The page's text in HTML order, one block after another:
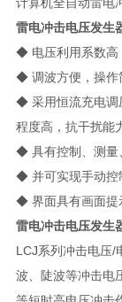
雷电冲击电压发生
◆ 电压利用系数高
◆ 调波方便，操作
◆ 采用恒流充电调
程度高，抗干扰能
◆ 具有控制、测量
◆ 并可实现手动控
◆ 界面具有画面提
雷电冲击电压发生
LCJ系列冲击电压/
波、陡波等冲击电